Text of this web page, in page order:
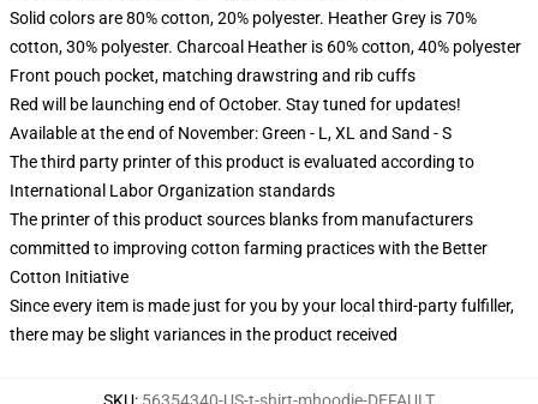
Solid colors are 80% cotton, 20% polyester. Heather Grey is 70%
cotton, 30% polyester. Charcoal Heather is 60% cotton, 40% polyester
Front pouch pocket, matching drawstring and rib cuffs
Red will be launching end of October. Stay tuned for updates!
Available at the end of November: Green - L, XL and Sand - S
The third party printer of this product is evaluated according to
International Labor Organization standards
The printer of this product sources blanks from manufacturers
committed to improving cotton farming practices with the Better
Cotton Initiative
Since every item is made just for you by your local third-party fulfiller,
there may be slight variances in the product received